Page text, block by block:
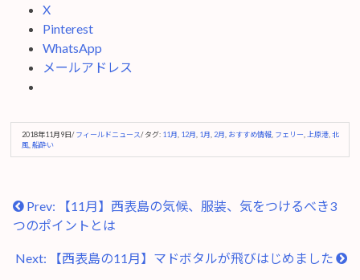
X
Pinterest
WhatsApp
メールアドレス
2018年11月9日/フィールドニュース/ タグ: 11月 12月 1月 2月 おすすめ情報, フェリー 上原港, 北
風, 船酔い
Prev: 【11月】西表島の気候、服装、気をつけるべき3
つのポイントとは
Next: 【西表島の11月】マドボタルが飛びはじめました